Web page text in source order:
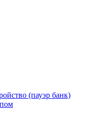
(пауэр банк)